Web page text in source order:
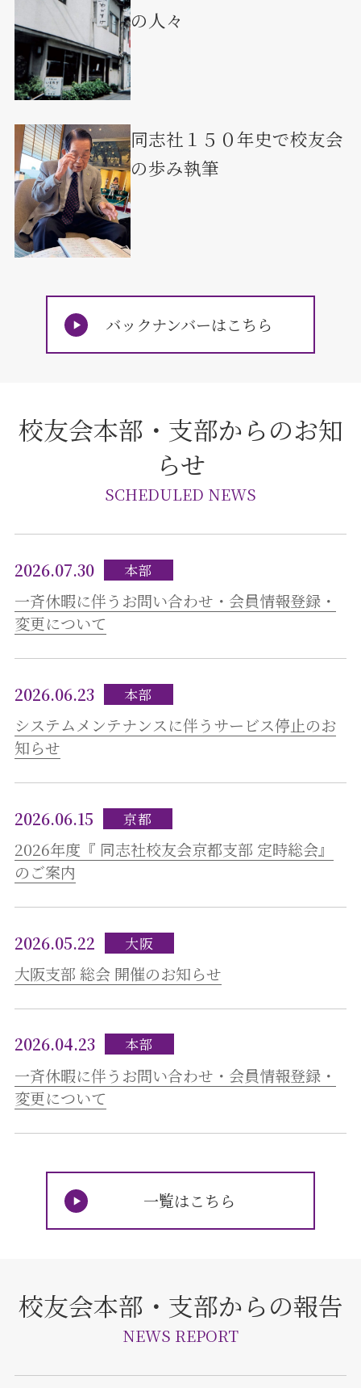
の人々
同志社１５０年史で校友会
の歩み執筆
バックナンバーはこちら
校友会本部・支部からのお知
らせ
SCHEDULED NEWS
2026.07.30 本部
一斉休暇に伴うお問い合わせ・会員情報登録・
変更について
2026.06.23 本部
システムメンテナンスに伴うサービス停止のお
知らせ
2026.06.15 京都
2026年度『 同志社校友会京都支部 定時総会』
のご案内
2026.05.22 大阪
大阪支部 総会 開催のお知らせ
2026.04.23 本部
一斉休暇に伴うお問い合わせ・会員情報登録・
変更について
一覧はこちら
校友会本部・支部からの報告
NEWS REPORT